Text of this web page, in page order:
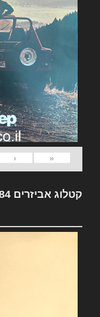
«
‹
קטלוג אביזרים Jeep 1984